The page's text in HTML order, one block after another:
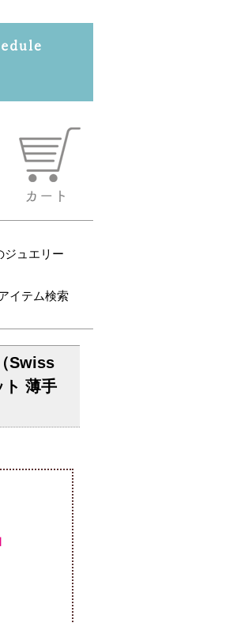
ジュエリー
イテム検索
Swiss
ト 薄手